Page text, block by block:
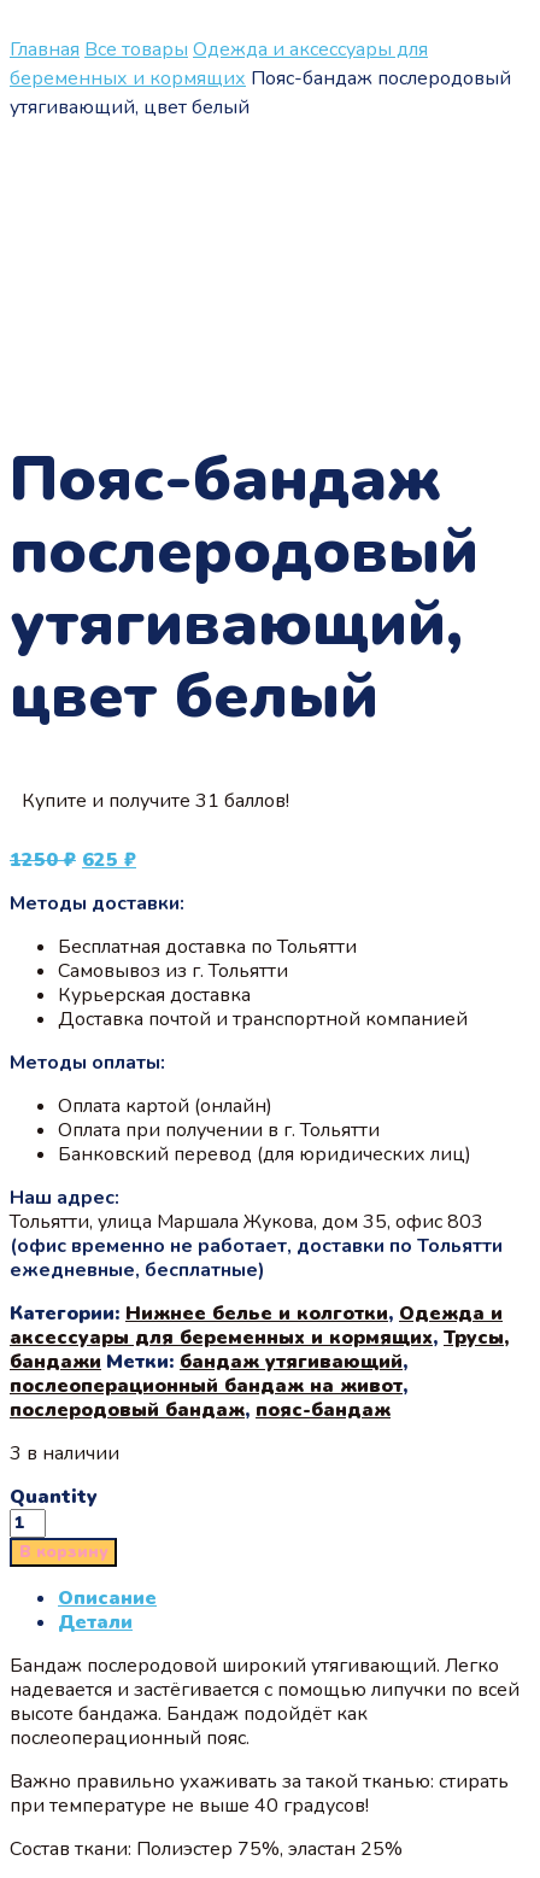
Главная Все товары Одежда и аксессуары для
беременных и кормящих Пояс-бандаж послеродовый
утягивающий, цвет белый
Пояс-бандаж
послеродовый
утягивающий,
цвет белый
Купите и получите 31 баллов!
1250₽ Первоначальная
составляла
625 ₽Текущая
625 ₽.
Методы доставки:
Бесплатная доставка по Тольятти
Самовывоз из г. Тольятти
Курьерская доставка
Доставка почтой и транспортной компанией
Методы оплаты:
Оплата картой (онлайн)
Оплата при получении в г. Тольятти
Банковский перевод (для юридических лиц)
Наш адрес:
Тольятти, улица Маршала Жукова, дом 35, офис 803
(офис временно не работает, доставки по Тольятти
ежедневные, бесплатные)
Категории: Нижнее белье и колготки, Одежда и
аксессуары для беременных и кормящих, Трусы,
бандажи Метки: бандаж утягивающий,
послеоперационный бандаж на живот,
послеродовый бандаж, пояс-бандаж
3 в наличии
Quantity
В корзину
Описание
Детали
Бандаж послеродовой широкий утягивающий. Легко
надевается и застёгивается с помощью липучки по всей
высоте бандажа. Бандаж подойдёт как
послеоперационный пояс.
Важно правильно ухаживать за такой тканью: стирать
при температуре не выше 40 градусов!
Состав ткани: Полиэстер 75%, эластан 25%